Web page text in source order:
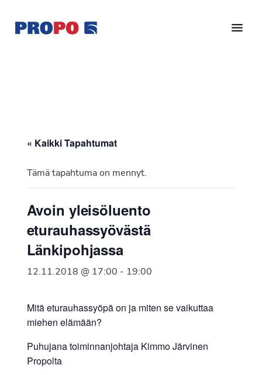
pääsisältöön
alatunnisteeseen
Ry
vuonna
Suomen
Syöpäyhdistyksen
jäsenjärjestö.
« Kaikki Tapahtumat
Tämä tapahtuma on mennyt.
Avoin yleisöluento
eturauhassyövästä
Länkipohjassa
12.11.2018 @ 17:00 - 19:00
Mitä eturauhassyöpä on ja miten se vaikuttaa
miehen elämään?
Puhujana toiminnanjohtaja Kimmo Järvinen
Propolta